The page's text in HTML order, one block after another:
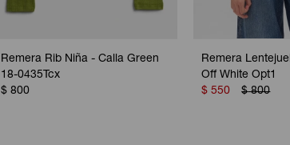
Remera Rib Niña - Calla Green
18-0435Tcx
$ 800
Remera
Off White Opt1
$ 550 $ 800